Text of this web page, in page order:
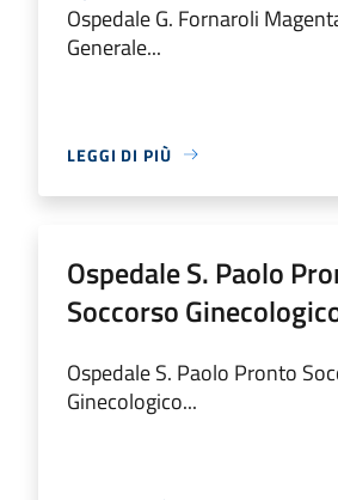
Ospedale G. Fornaroli
Generale...
LEGGI DI PIÙ
Ospedale S. Paolo
Soccorso
Ospedale S. Paolo Pronto
Ginecologico...